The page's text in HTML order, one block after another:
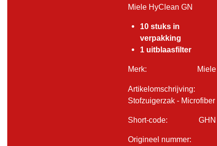
Miele HyClean GN
10 stuks in
verpakking
1 uitblaasfilter
Merk: Miele
Artikelomschrijving:
Stofzuigerzak - Microfiber
Short-code: GHN
Origineel nummer: